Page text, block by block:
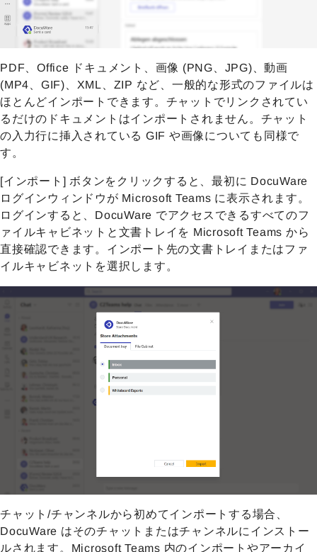
PDF、Office ドキュメント、画像 (PNG、JPG)、動画
(MP4、GIF)、XML、ZIP など、一般的な形式のファイルは
ほとんどインポートできます。チャットでリンクされてい
るだけのドキュメントはインポートされません。チャット
の入力行に挿入されている GIF や画像についても同様で
す。
[インポート] ボタンをクリックすると、最初に DocuWare
ログインウィンドウが Microsoft Teams に表示されます。
ログインすると、DocuWare でアクセスできるすべてのフ
ァイルキャビネットと文書トレイを Microsoft Teams から
直接確認できます。インポート先の文書トレイまたはファ
イルキャビネットを選択します。
チャット/チャンネルから初めてインポートする場合、
DocuWare はそのチャットまたはチャンネルにインストー
ルされます。Microsoft Teams 内のインポートやアーカイ